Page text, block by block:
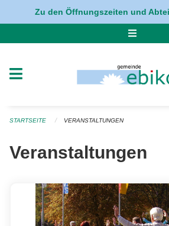
Navigation überspringen
Zu den Öffnungszeiten und
STARTSEITE VERANSTALTUNGEN
Veranstaltungen